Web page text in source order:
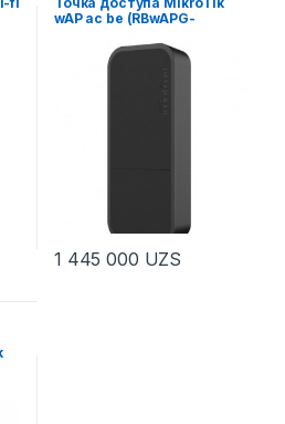
wAP ac be (RBwAPG-
1 445 000 UZS